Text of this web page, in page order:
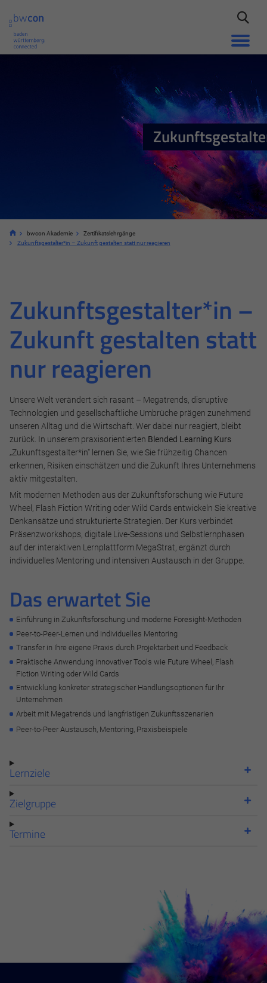
bwcon Akademie
Zertifikatslehrgänge
Zukunftsgestalter*in – Zukunft gestalten statt nur reagieren
Zukunftsgestalter*in –
Zukunft gestalten statt
nur reagieren
Unsere Welt verändert sich rasant – Megatrends, disruptive
Technologien und gesellschaftliche Umbrüche prägen zunehmend
unseren Alltag und die Wirtschaft. Wer dabei nur reagiert, bleibt
zurück. In unserem praxisorientierten Blended Learning Kurs
„Zukunftsgestalter*in“ lernen Sie, wie Sie frühzeitig Chancen
erkennen, Risiken einschätzen und die Zukunft Ihres Unternehmens
aktiv mitgestalten.
Mit modernen Methoden aus der Zukunftsforschung wie Future
Wheel, Flash Fiction Writing oder Wild Cards entwickeln Sie kreative
Denkansätze und strukturierte Strategien. Der Kurs verbindet
Präsenzworkshops, digitale Live-Sessions und Selbstlernphasen
auf der interaktiven Lernplattform MegaStrat, ergänzt durch
individuelles Mentoring und intensiven Austausch in der Gruppe.
Das erwartet Sie
Einführung in Zukunftsforschung und moderne Foresight-Methoden
Peer-to-Peer-Lernen und individuelles Mentoring
Transfer in Ihre eigene Praxis durch Projektarbeit und Feedback
Praktische Anwendung innovativer Tools wie Future Wheel, Flash
Fiction Writing oder Wild Cards
Entwicklung konkreter strategischer Handlungsoptionen für Ihr
Unternehmen
Arbeit mit Megatrends und langfristigen Zukunftsszenarien
Peer-to-Peer Austausch, Mentoring, Praxisbeispiele
Lernziele
Zielgruppe
Termine